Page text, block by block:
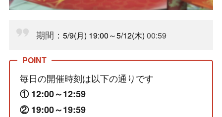
期間： 5/9(月) 19:00～5/12(木) 00:59
毎日の開催時刻は以下の通りです
① 12:00～12:59
② 19:00～19:59